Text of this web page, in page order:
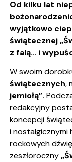
Od kilku lat
wyjątkowo
świątecznej
z falą… i
W swoim
świątecznych,
jemiołą”.
redakcyjny
koncepcji
i nostalgicznymi
rockowych
zeszłoroczny